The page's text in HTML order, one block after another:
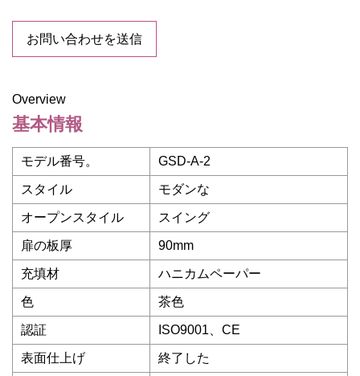
お問い合わせを送信
Overview
基本情報
モデル番号。 GSD-A-2
スタイル モダンな
オープンスタイル スイング
扉の板厚 90mm
充填材 ハニカムペーパー
色 茶色
認証 ISO9001、CE
表面仕上げ 終了した